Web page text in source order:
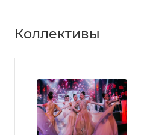
Коллективы